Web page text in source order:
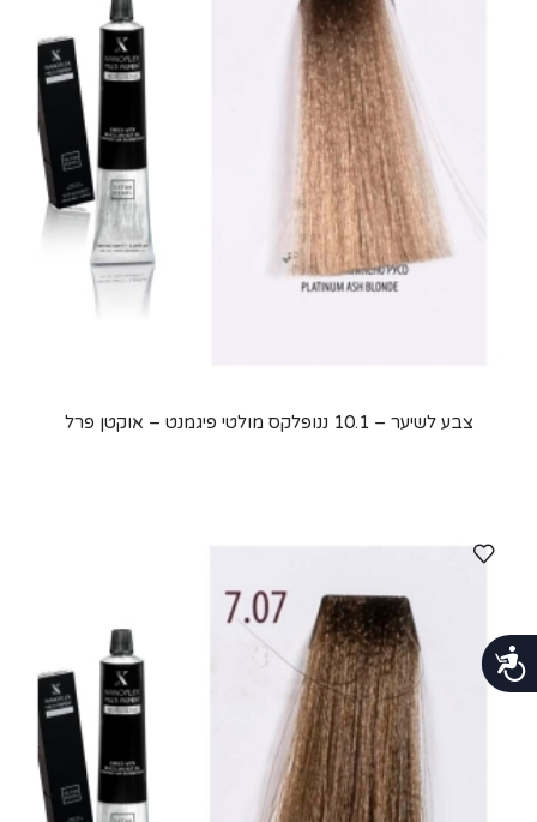
נגישות
צבע לשיער – 10.1 ננופלקס מולטי פיגמנט – אוקטן פרל